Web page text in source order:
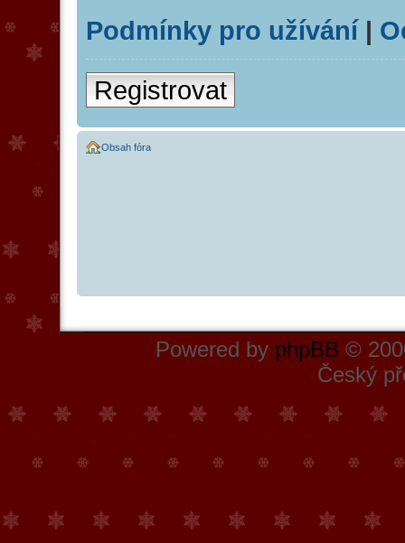
Podmínky pro užívání|
Registrovat
Obsah fóra
Powered by phpBB ©
Český